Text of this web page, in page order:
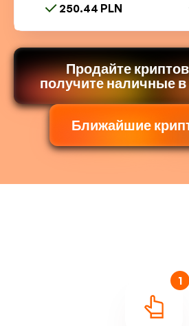
250.44 PLN
Продайте
получите наличные в
Ближайшие
1